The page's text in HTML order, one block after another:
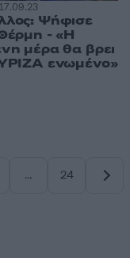
17.09.23
Ψήφισε
- «Η
μέρα θα βρει
ενωμένο»
…
24